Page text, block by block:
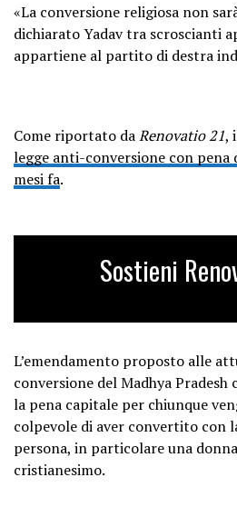
«La conversione religiosa non
dichiarato Yadav tra scroscianti
appartiene al partito di destra
Come riportato daRenovatio 21,
legge anti-conversione con pena
mesi fa.
Sostieni
L’emendamento proposto alle
conversione del Madhya
la pena capitale per chiunque
colpevole di aver convertito con
persona, in particolare una
cristianesimo.